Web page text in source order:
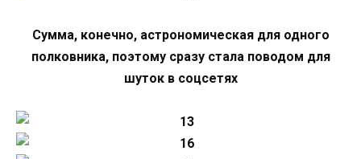
Сумма, конечно, астрономическая для одного
полковника, поэтому сразу стала поводом для
шуток в соцсетях